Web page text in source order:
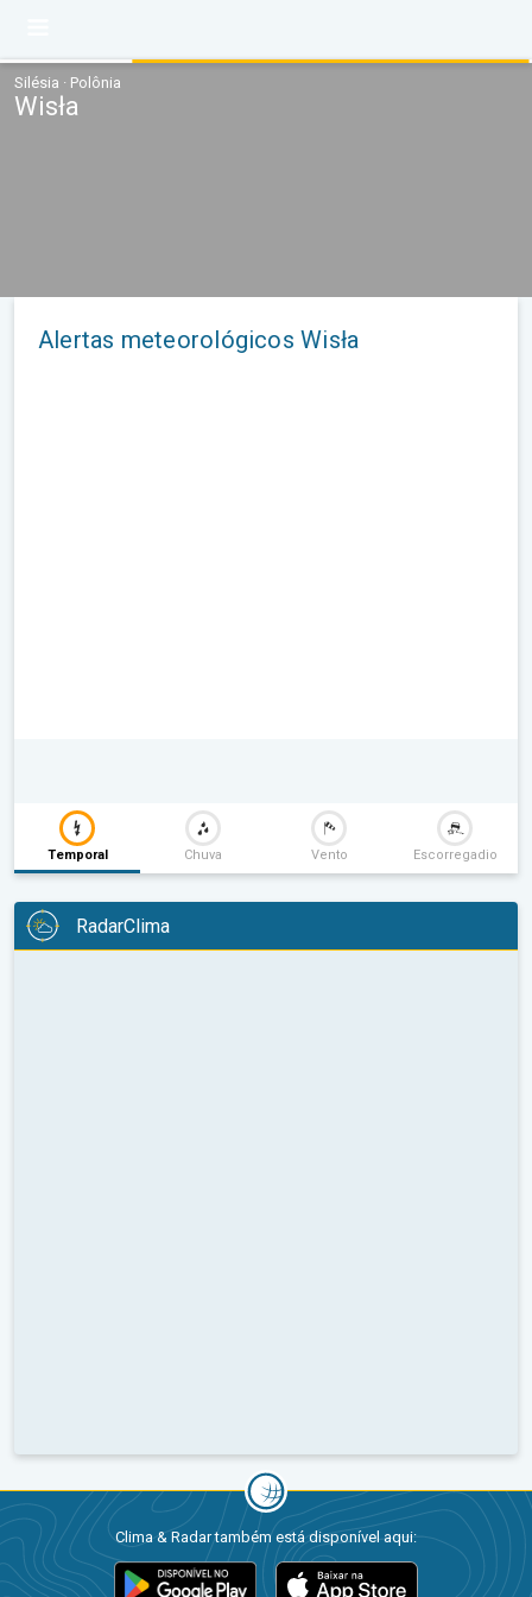
Silésia · Polônia
Wisła
Alertas meteorológicos Wisła
Temporal Chuva Vento Escorregadio
RadarClima
Clima & Radar também está disponível aqui: